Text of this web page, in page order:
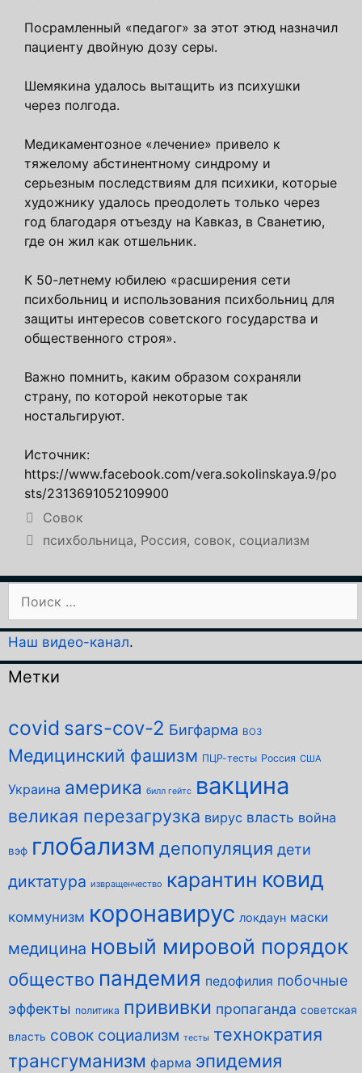
Посрамленный «педагог» за этот этюд назначил
пациенту двойную дозу серы.
Шемякина удалось вытащить из психушки
через полгода.
Медикаментозное «лечение» привело к
тяжелому абстинентному синдрому и
серьезным последствиям для психики, которые
художнику удалось преодолеть только через
год благодаря отъезду на Кавказ, в Сванетию,
где он жил как отшельник.
К 50-летнему юбилею «расширения сети
психбольниц и использования психбольниц для
защиты интересов советского государства и
общественного строя».
Важно помнить, каким образом сохраняли
страну, по которой некоторые так
ностальгируют.
Источник:
https://www.facebook.com/vera.sokolinskaya.9/po
sts/2313691052109900
Рубрики
Совок
Метки
психбольница, Россия, совок, социализм
Наш видео-канал.
Метки
covid sars-cov-2 Бигфарма ВОЗ
Медицинский фашизм ПЦР-тесты Россия США
Украина америка билл гейтс вакцина
великая перезагрузка вирус власть война
вэф глобализм депопуляция дети
диктатура извращенчество карантин ковид
коммунизм коронавирус локдаун маски
медицина новый мировой порядок
общество пандемия педофилия побочные
эффекты политика прививки пропаганда советская
власть совок социализм тесты технократия
трансгуманизм фарма эпидемия